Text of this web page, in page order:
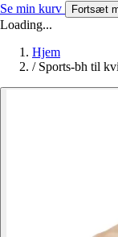
Se min kurv Fortsæt
Loading...
Hjem
/ Sports-bh til